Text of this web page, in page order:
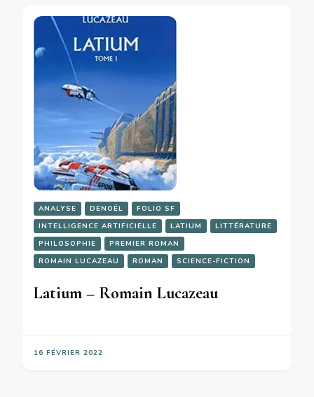
ANALYSE DENOËL
FOLIO SF
INTELLIGENCE ARTIFICIELLE
LATIUM
LITTÉRATURE
PHILOSOPHIE
PREMIER ROMAN
ROMAIN LUCAZEAU
ROMAN SCIENCE-FICTION
Latium – Romain Lucazeau
16 FÉVRIER 2022